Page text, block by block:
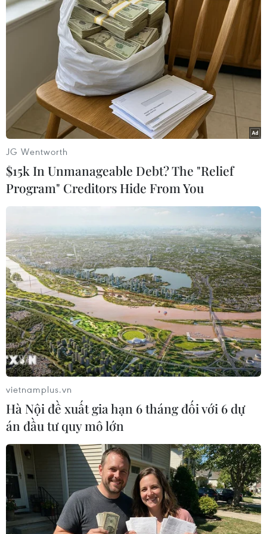
TIN LIÊN QUAN
Wawrinka làm được điều mà 21 năm chưa
ai làm được
26/01/2014 12:47
Wawrinka là người đầu tiên trong vòng 21 năm qua
đánh bại được cả hạt giống số 1 lẫn số 2 tại một giải
Grand Slam kể từ sau Sergui Bruguera ở French Open
năm 1993.
JG Wentworth
$15k In Unmanageable Debt? The "Relief
Program" Creditors Hide From You
vietnamplus.vn
Hà Nội đề xuất gia hạn 6 tháng đối với 6 dự
án đầu tư quy mô lớn